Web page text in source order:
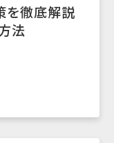
を徹底解説
法